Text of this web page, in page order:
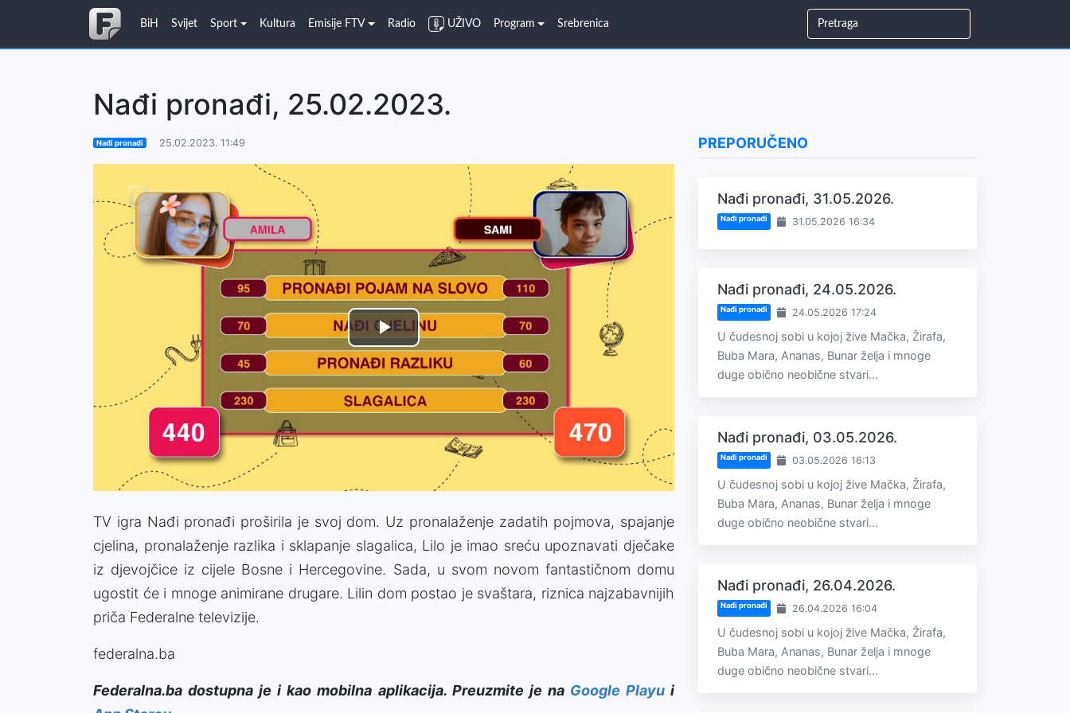
BiH Svijet Sport Kultura Emisije FTV Radio UŽIVO Program Srebrenica
Nađi pronađi, 25.02.2023.
Nađi pronađi 25.02.2023. 11:49
Play
Video
TV igra Nađi pronađi proširila je svoj dom. Uz pronalaženje zadatih pojmova, spajanje
cjelina, pronalaženje razlika i sklapanje slagalica, Lilo je imao sreću upoznavati dječake
iz djevojčice iz cijele Bosne i Hercegovine. Sada, u svom novom fantastičnom domu
ugostit će i mnoge animirane drugare. Lilin dom postao je svaštara, riznica najzabavnijih
priča Federalne televizije.
federalna.ba
Federalna.ba dostupna je i kao mobilna aplikacija. Preuzmite je na Google Playui
PREPORUČENO
Nađi pronađi, 31.05.2026.
Nađi pronađi 31.05.2026 16:34
Nađi pronađi, 24.05.2026.
Nađi pronađi 24.05.2026 17:24
U čudesnoj sobi u kojoj žive Mačka, Žirafa,
Buba Mara, Ananas, Bunar želja i mnoge
duge obično neobične stvari...
Nađi pronađi, 03.05.2026.
Nađi pronađi 03.05.2026 16:13
U čudesnoj sobi u kojoj žive Mačka, Žirafa,
Buba Mara, Ananas, Bunar želja i mnoge
duge obično neobične stvari...
Nađi pronađi, 26.04.2026.
Nađi pronađi 26.04.2026 16:04
U čudesnoj sobi u kojoj žive Mačka, Žirafa,
Buba Mara, Ananas, Bunar želja i mnoge
duge obično neobične stvari...